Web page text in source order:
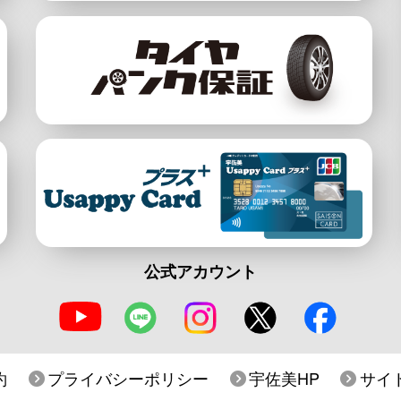
公式アカウント
プライバシーポリシー 宇佐美HP サイ